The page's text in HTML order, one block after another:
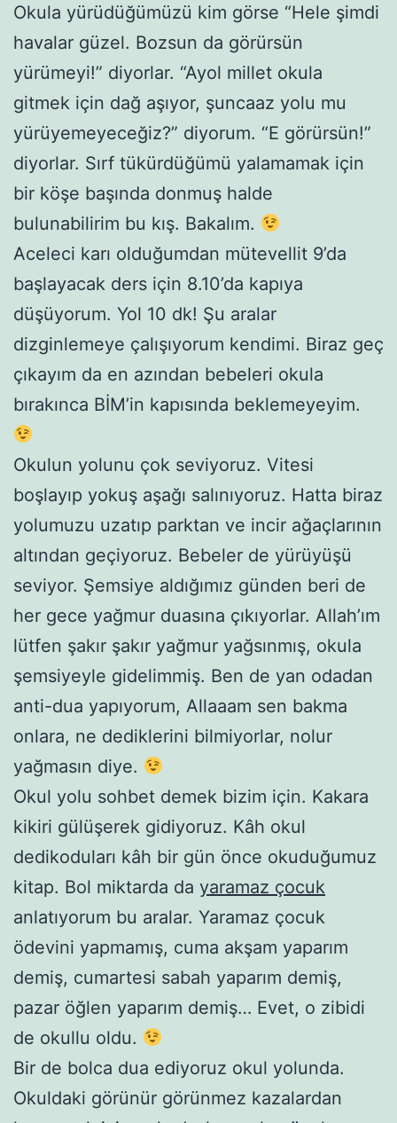
Okula yürüdüğümüzü kim görse “Hele şimdi
havalar güzel. Bozsun da görürsün
yürümeyi!” diyorlar. “Ayol millet okula
gitmek için dağ aşıyor, şuncaaz yolu mu
yürüyemeyeceğiz?” diyorum. “E görürsün!”
diyorlar. Sırf tükürdüğümü yalamamak için
bir köşe başında donmuş halde
bulunabilirim bu kış. Bakalım.
Aceleci karı olduğumdan mütevellit 9’da
başlayacak ders için 8.10’da kapıya
düşüyorum. Yol 10 dk! Şu aralar
dizginlemeye çalışıyorum kendimi. Biraz geç
çıkayım da en azından bebeleri okula
bırakınca BİM’in kapısında beklemeyeyim.
Okulun yolunu çok seviyoruz. Vitesi
boşlayıp yokuş aşağı salınıyoruz. Hatta biraz
yolumuzu uzatıp parktan ve incir ağaçlarının
altından geçiyoruz. Bebeler de yürüyüşü
seviyor. Şemsiye aldığımız günden beri de
her gece yağmur duasına çıkıyorlar. Allah’ım
lütfen şakır şakır yağmur yağsınmış, okula
şemsiyeyle gidelimmiş. Ben de yan odadan
anti-dua yapıyorum, Allaaam sen bakma
onlara, ne dediklerini bilmiyorlar, nolur
yağmasın diye.
Okul yolu sohbet demek bizim için. Kakara
kikiri gülüşerek gidiyoruz. Kâh okul
dedikoduları kâh bir gün önce okuduğumuz
kitap. Bol miktarda da yaramaz çocuk
anlatıyorum bu aralar. Yaramaz çocuk
ödevini yapmamış, cuma akşam yaparım
demiş, cumartesi sabah yaparım demiş,
pazar öğlen yaparım demiş… Evet, o zibidi
de okullu oldu.
Bir de bolca dua ediyoruz okul yolunda.
Okuldaki görünür görünmez kazalardan